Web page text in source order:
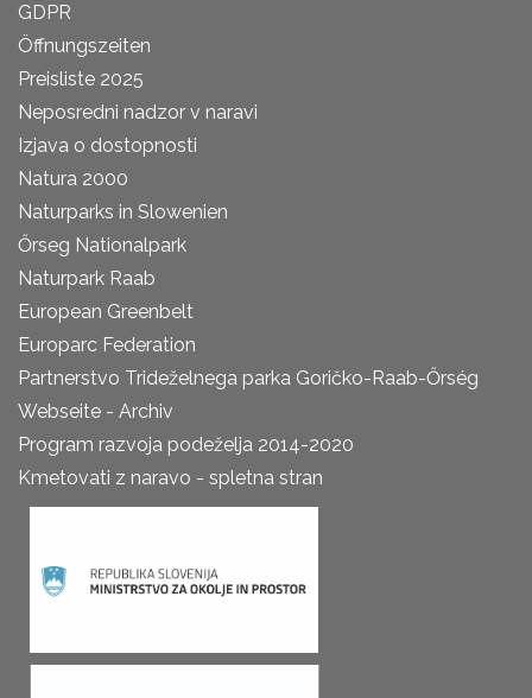
GDPR
Öffnungszeiten
Preisliste 2025
Neposredni nadzor v naravi
Izjava o dostopnosti
Natura 2000
Naturparks in Slowenien
Őrseg Nationalpark
Naturpark Raab
European Greenbelt
Europarc Federation
Partnerstvo Trideželnega parka Goričko-Raab-Őrség
Webseite - Archiv
Program razvoja podeželja 2014-2020
Kmetovati z naravo - spletna stran